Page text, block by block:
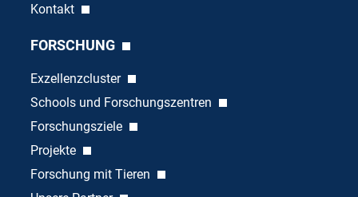
Kontakt
FORSCHUNG
Exzellenzcluster
Schools und Forschungszentren
Forschungsziele
Projekte
Forschung mit Tieren